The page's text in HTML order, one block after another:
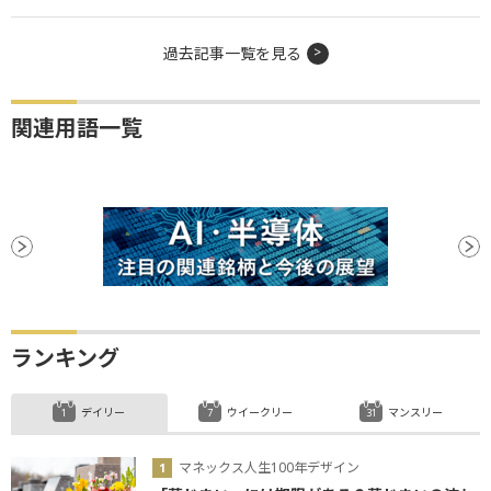
過去記事一覧を見る
関連用語一覧
ランキング
デイリー
マネックス人生100年デザイン
ウイークリー マンスリー